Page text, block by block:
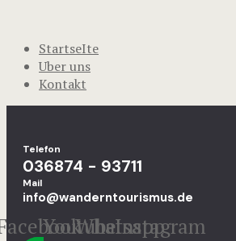
StartseIte
Uber uns
Kontakt
Telefon
036874 - 93711
Mail
info@wanderntourismus.de
Youtube
Whatsapp
Instagram